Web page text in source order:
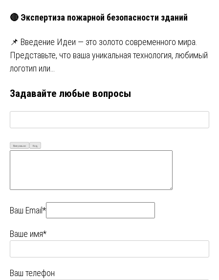
🔴 Экспертиза пожарной безопасности зданий
📌 Введение Идеи — это золото современного мира.
Представьте, что ваша уникальная технология, любимый
логотип или…
Задавайте любые вопросы
Визуально Код
Ваш Email*
Ваше имя*
Ваш телефон